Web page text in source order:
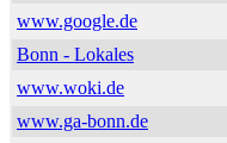
www.google.de
Bonn - Lokales
www.woki.de
www.ga-bonn.de